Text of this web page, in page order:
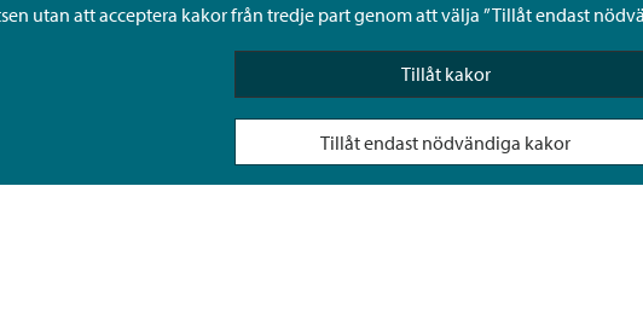
utan att acceptera kakor från tredje part genom att välja ”Tillåt endast
Tillåt kakor
Tillåt endast nödvändiga kakor
Tillgänglighetsutlåtande
Sköta ärenden för någon annan i Sibbos Mina